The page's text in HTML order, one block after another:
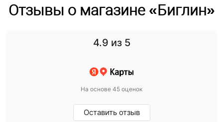
Отзывы о магазине «Биглин»
4.9 из 5
На основе 45 оценок
Оставить отзыв